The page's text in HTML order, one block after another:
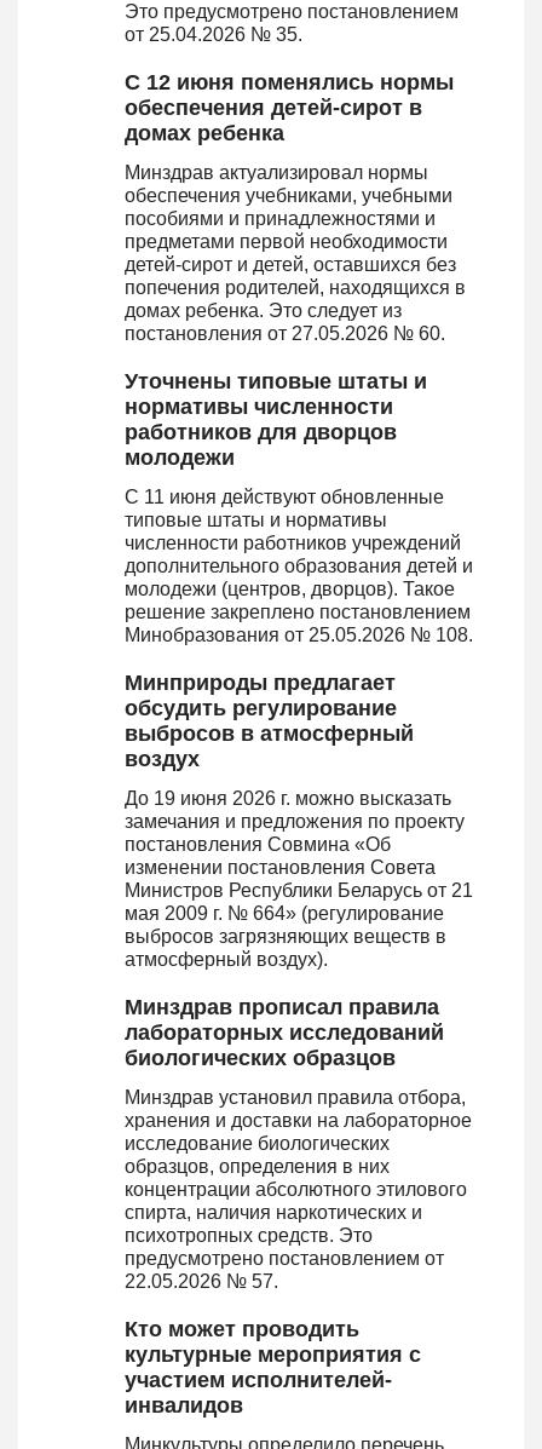
Это предусмотрено постановлением
от 25.04.2026 № 35.
С 12 июня поменялись нормы
обеспечения детей-сирот в
домах ребенка
Минздрав актуализировал нормы
обеспечения учебниками, учебными
пособиями и принадлежностями и
предметами первой необходимости
детей-сирот и детей, оставшихся без
попечения родителей, находящихся в
домах ребенка. Это следует из
постановления от 27.05.2026 № 60.
Уточнены типовые штаты и
нормативы численности
работников для дворцов
молодежи
С 11 июня действуют обновленные
типовые штаты и нормативы
численности работников учреждений
дополнительного образования детей и
молодежи (центров, дворцов). Такое
решение закреплено постановлением
Минобразования от 25.05.2026 № 108.
Минприроды предлагает
обсудить регулирование
выбросов в атмосферный
воздух
До 19 июня 2026 г. можно высказать
замечания и предложения по проекту
постановления Совмина «Об
изменении постановления Совета
Министров Республики Беларусь от 21
мая 2009 г. № 664» (регулирование
выбросов загрязняющих веществ в
атмосферный воздух).
Минздрав прописал правила
лабораторных исследований
биологических образцов
Минздрав установил правила отбора,
хранения и доставки на лабораторное
исследование биологических
образцов, определения в них
концентрации абсолютного этилового
спирта, наличия наркотических и
психотропных средств. Это
предусмотрено постановлением от
22.05.2026 № 57.
Кто может проводить
культурные мероприятия с
участием исполнителей-
инвалидов
Минкультуры определило перечень